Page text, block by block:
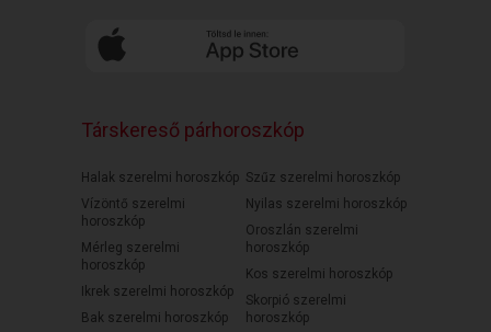
Társkereső párhoroszkóp
Halak szerelmi horoszkóp
Vízöntő szerelmi
horoszkóp
Mérleg szerelmi
horoszkóp
Ikrek szerelmi horoszkóp
Bak szerelmi horoszkóp
Szűz szerelmi horoszkóp
Nyilas szerelmi horoszkóp
Oroszlán szerelmi
horoszkóp
Kos szerelmi horoszkóp
Skorpió szerelmi
horoszkóp